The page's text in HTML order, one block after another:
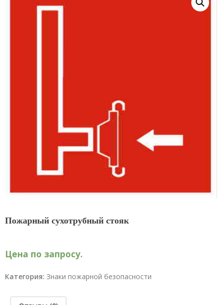
Пожарный сухотрубный стояк
Цена по запросу.
Категория: Знаки пожарной безопасности